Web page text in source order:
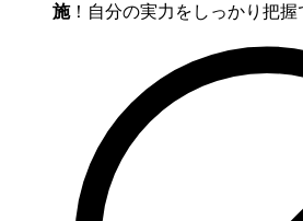
施！自分の実力をしっかり把握